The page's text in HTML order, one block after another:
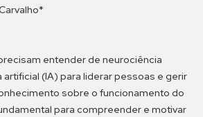
entender de neurociência
(IA) para liderar pessoas e gerir
sobre o funcionamento do
para compreender e motivar